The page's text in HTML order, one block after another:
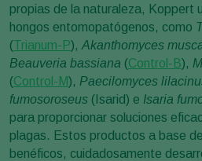
propias de la naturaleza, Koppert
hongos entomopatógenos, como
(Trianum-P), Akanthomyces
Beauveria bassiana (Control-B),
(Control-M), Paecilomyces
fumosoroseus (Isarid) e Isaria
para proporcionar soluciones
plagas. Estos productos a base
benéficos, cuidadosamente